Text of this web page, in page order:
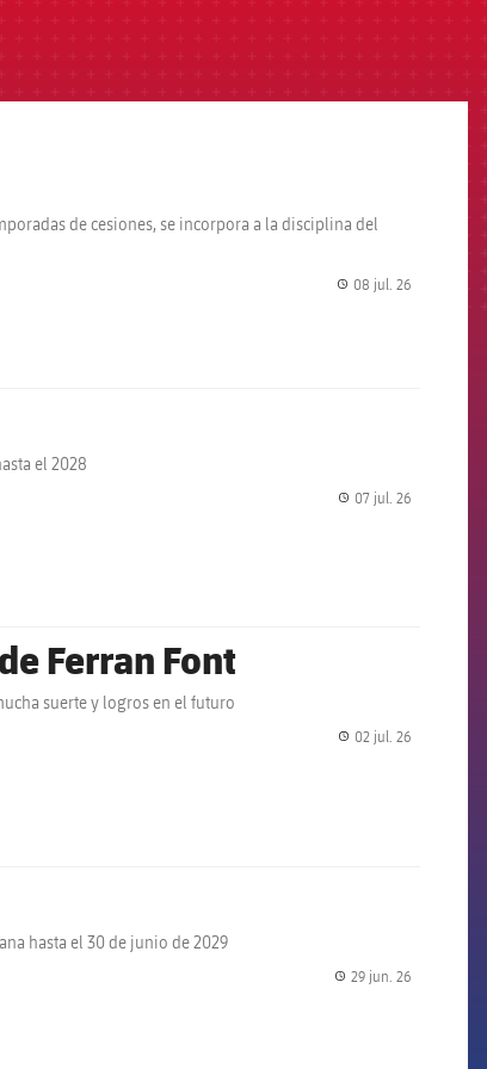
de cesiones, se incorpora a la disciplina del
08 jul. 26
el 2028
07 jul. 26
Ferran Font
suerte y logros en el futuro
02 jul. 26
hasta el 30 de junio de 2029
29 jun. 26